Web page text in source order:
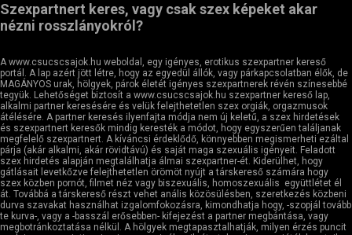
Szexpartnert keres, vagy csak szex képeket akar
nézni rosszlányokról?
A www.csucscsajok.hu weboldal, egy igényes, erotikus szexpartner kereső
portál. A lap azért jött létre, hogy az egyedül állók, vagy párkapcsolatban élők, de
MAGÁNYOS urak, hölgyek, párok életét igényes szexpartnerek révén színesebbé
tegyük. Lehetőséget biztosít a www.csucscsajok.hu szexpartner kereső lap,
alkalmi partner keresésére és velük felejthetetlen szex orgiák, orgazmusok
átélésére. A partner keresés ilyenfajta módja nem új keletű, a szex hirdetések
és szexpartnert keresők mindig keresték a módot, hogy egyszerűen találjanak
megfelelő szexpartnert. A kíváncsi érdeklődő, könnyebben megismerheti ezáltal
párja (akár alkalmi, akár rövidtávú) és saját maga szexuális igényeit. Feladott
szex hirdetés alapján megtalálhatja álmai szexpartner-ét. Kiderülhet, hogy
gátlásait levetkőzve felejthetetlen örömöt nyújt a társkereső számára hogy
szex közben pornót, filmet néz vagy biszexuális, homoszexuális együttlétet él
át. Továbbá a társkereső részt vehet anális közösülésben, szeretkezés közbeni
durva szavakat használhat izgalomfokozásra, kimondhatja hogy, -szopjál tovább
te kurva-, vagy a -basszál erősebben- kifejezést a partner megbántása, vagy
megbotránkoztatása nélkül. A hölgyek megtapasztalhatják, milyen érzés puncit